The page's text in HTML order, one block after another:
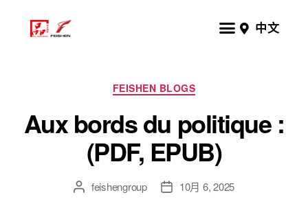
中文
FEISHEN BLOGS
Aux bords du politique :
(PDF, EPUB)
feishengroup 10月 6, 2025